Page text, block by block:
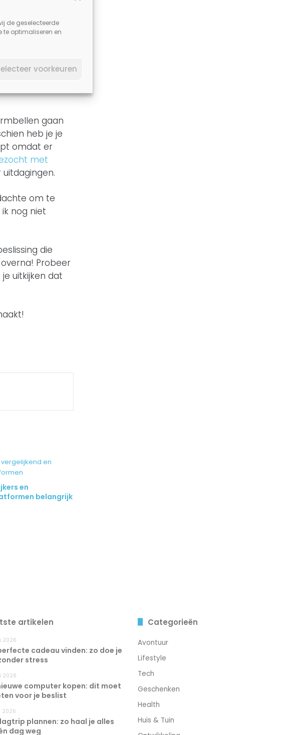
de geselecteerde
te optimaliseren en
voorkeuren
op je
stressvolle
voelen.
niet op je
gaan
heb je je
omdat er
met
om te
nog niet
die
Probeer
uitkijken dat
en
belangrijk
artikelen
2026
cadeau vinden: zo doe je
stress
2026
computer kopen: dit moet
voor je beslist
2026
plannen: zo haal je alles
dag weg
Categorieën
Avontuur
Lifestyle
Tech
Geschenken
Health
Huis & Tuin